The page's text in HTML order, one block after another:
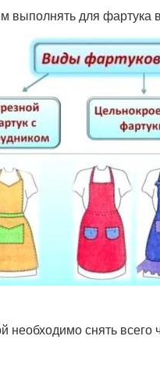
выполнять для фартука
необходимо снять всего